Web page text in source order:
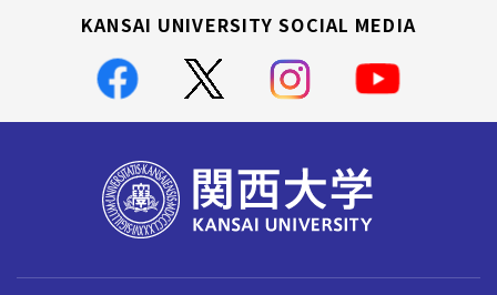
KANSAI UNIVERSITY SOCIAL MEDIA